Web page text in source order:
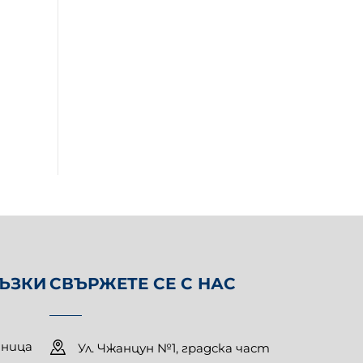
СВЪРЖЕТЕ СЕ С НАС
Ул. Чжанцун №1, градска част